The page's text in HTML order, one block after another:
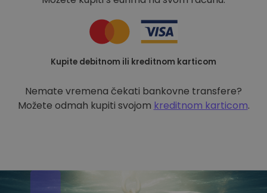
Kupite debitnom ili kreditnom karticom
Nemate vremena čekati bankovne transfere?
Možete odmah kupiti svojom kreditnom karticom.